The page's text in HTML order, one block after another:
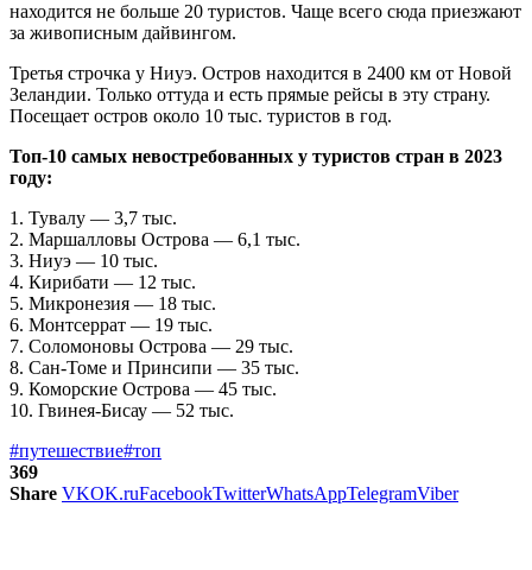
находится не больше 20 туристов. Чаще всего сюда приезжают
за живописным дайвингом.
Третья строчка у Ниуэ. Остров находится в 2400 км от Новой
Зеландии. Только оттуда и есть прямые рейсы в эту страну.
Посещает остров около 10 тыс. туристов в год.
Топ-10 самых невостребованных у туристов стран в 2023
году:
1. Тувалу — 3,7 тыс.
2. Маршалловы Острова — 6,1 тыс.
3. Ниуэ — 10 тыс.
4. Кирибати — 12 тыс.
5. Микронезия — 18 тыс.
6. Монтсеррат — 19 тыс.
7. Соломоновы Острова — 29 тыс.
8. Сан-Томе и Принсипи — 35 тыс.
9. Коморские Острова — 45 тыс.
10. Гвинея-Бисау — 52 тыс.
#путешествие#топ
369
Share VKOK.ruFacebookTwitterWhatsAppTelegramViber